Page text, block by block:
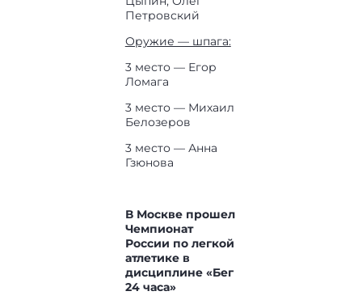
Петровский
Оружие — шпага:
3 место — Егор
Ломага
3 место — Михаил
Белозеров
3 место — Анна
Гзюнова
В Москве прошел
Чемпионат
России по легкой
атлетике в
дисциплине «Бег
24 часа»